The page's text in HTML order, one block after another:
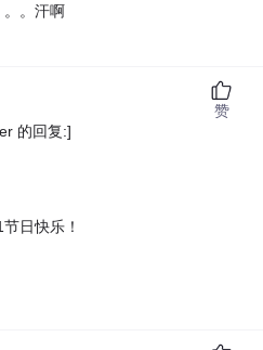
。。汗啊
的回复:]
日快乐！
赞